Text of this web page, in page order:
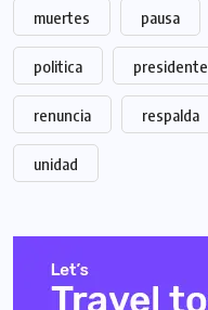
muertes pausa
politica presidente
renuncia respalda
unidad